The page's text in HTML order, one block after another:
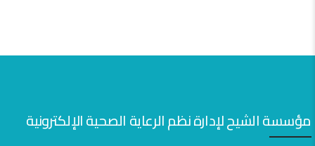
مؤسسة الشيح لإدارة نظم الرعاية الصحية الإلكترونية